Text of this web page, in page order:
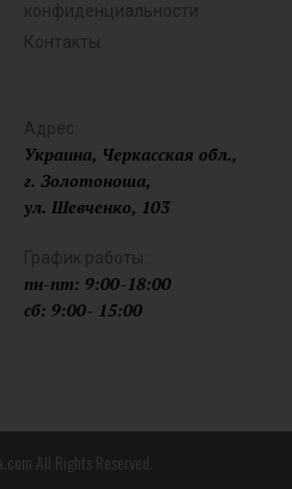
конфиденциальности
Контакты
Адрес:
Украина, Черкасская обл.,
г. Золотоноша,
ул. Шевченко, 103
График работы:
пн-пт: 9:00-18:00
сб: 9:00- 15:00
All Rights Reserved.